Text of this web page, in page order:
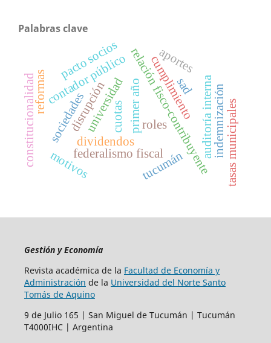
Palabras clave
relación fisco-contribuyente
dividendos
primer año
universidad auditoría interna
cumplimiento
contador público
disrupción roles
sociedades
aportes
pacto socios
sad
reformas
cuotas indemnización
constitucionalidad federalismo fiscal tasas municipales
motivos tucumán
Gestión y Economía
Revista académica de la Facultad de Economía y
Administración de la Universidad del Norte Santo
Tomás de Aquino
9 de Julio 165 | San Miguel de Tucumán | Tucumán
T4000IHC | Argentina